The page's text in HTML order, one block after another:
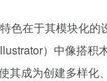
色在于其模块化
）中像搭积
其成为创建多样化